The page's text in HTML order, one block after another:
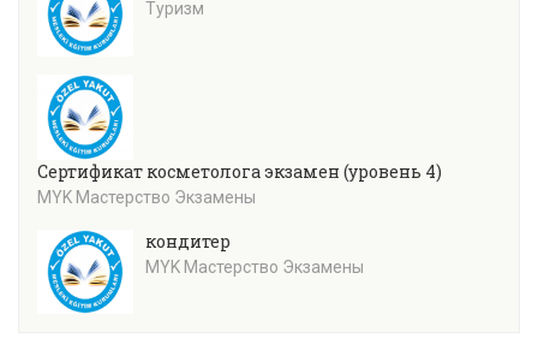
Туризм
Сертификат косметолога экзамен (уровень 4)
MYK Мастерство Экзамены
кондитер
MYK Мастерство Экзамены